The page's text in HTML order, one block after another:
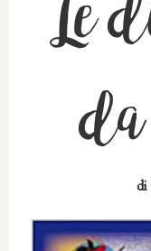
Le
di